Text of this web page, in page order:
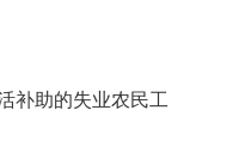
补助的失业农民工